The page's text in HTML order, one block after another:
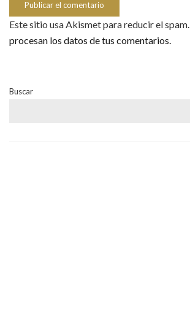
Este sitio usa Akismet para reducir el spam.
procesan los datos de tus comentarios.
Buscar